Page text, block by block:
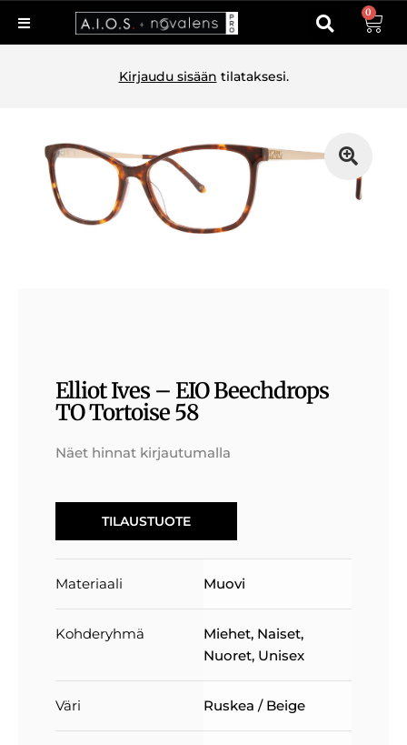
0
Kirjaudu sisään tilataksesi.
Elliot Ives – EIO Beechdrops
TO Tortoise 58
Näet hinnat kirjautumalla
TILAUSTUOTE
Materiaali Muovi
Kohderyhmä Miehet, Naiset,
Nuoret, Unisex
Väri Ruskea / Beige